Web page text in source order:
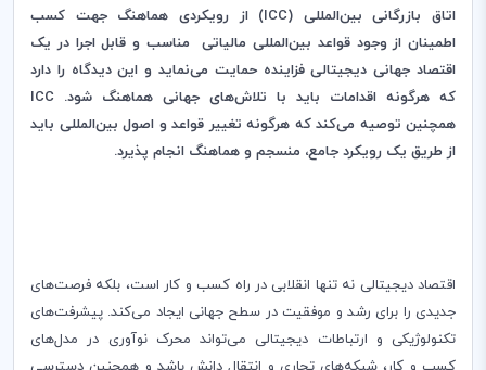
اتاق بازرگانی بینالمللی‌ (ICC)‌ از‌ رویکردی هماهنگ جهت کسب
اطمینان از وجود قواعد بین‌المللی مالیاتی مناسب و قابل اجرا در یک
اقتصاد جهانی دیجیتالی فزاینده حمایت می‌نماید و این دیدگاه را دارد
که هرگونه اقدامات باید با تلاش‌های جهانی هماهنگ شود. ICC
همچنین توصیه می‌کند که هرگونه تغییر قواعد و اصول بین‌المللی باید
از طریق یک رویکرد جامع‌، منسجم و هماهنگ انجام پذیرد.
اقتصاد دیجیتالی نه تنها انقلابی در راه کسب و کار است، بلکه فرصت‌های
جدیدی را برای رشد و موفقیت در سطح جهانی ایجاد می‌کند. پیشرفت‌های
تکنولوژیکی و ارتباطات دیجیتالی می‌تواند محرک نوآوری در مدل‌های